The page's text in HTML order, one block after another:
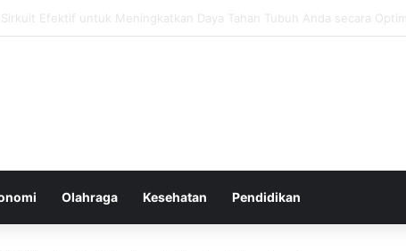
Mengatur Ekspektasi Diri untuk Kesehatan Mental yang Lebih Seimbang
Olahraga Kesehatan Pendidikan